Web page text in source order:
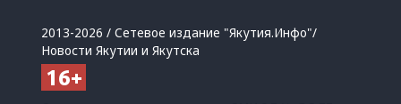
2013-2026 / Сетевое издание "Якутия.Инфо"/
Новости Якутии и Якутска